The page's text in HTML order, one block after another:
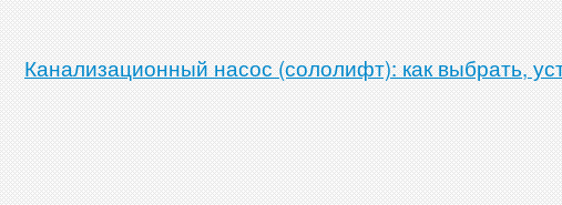
Канализационный насос (сололифт): как выбрать,